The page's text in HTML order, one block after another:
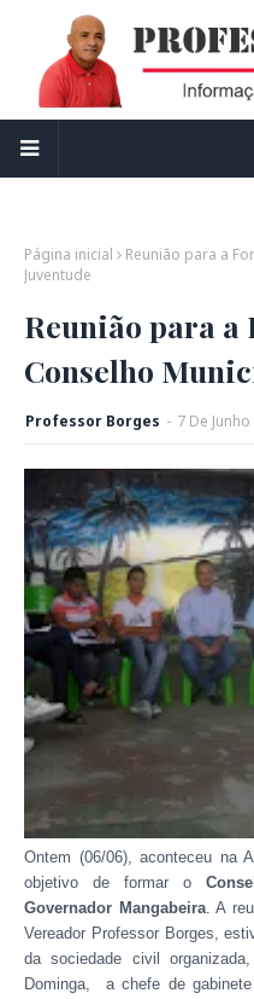
Página inicial
Reunião para a
Juventude
Reunião para a
Conselho
Professor Borges - 7 De Junho
Ontem (06/06), aconteceu na
objetivo de formar o
Governador Mangabeira. A
Vereador Professor Borges,
da sociedade civil
Dominga, a chefe de